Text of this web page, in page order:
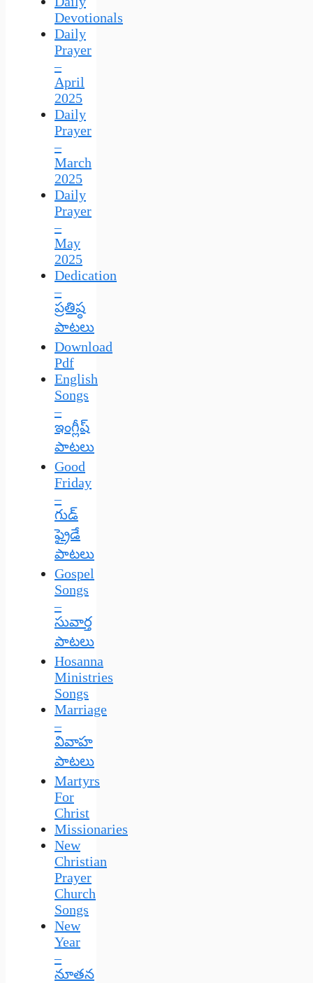
Devotionals
Daily
Prayer
–
April
2025
Daily
Prayer
–
March
2025
Daily
Prayer
–
May
2025
Dedication
–
ప్రతిష్ఠ
పాటలు
Download
Pdf
English
Songs
–
ఇంగ్లీష్
పాటలు
Good
Friday
–
గుడ్
ఫ్రైడే
పాటలు
Gospel
Songs
–
సువార్త
పాటలు
Hosanna
Ministries
Songs
Marriage
–
వివాహ
పాటలు
Martyrs
For
Christ
Missionaries
New
Christian
Prayer
Church
Songs
New
Year
–
నూతన